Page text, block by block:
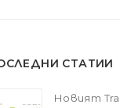
СТАТИИ